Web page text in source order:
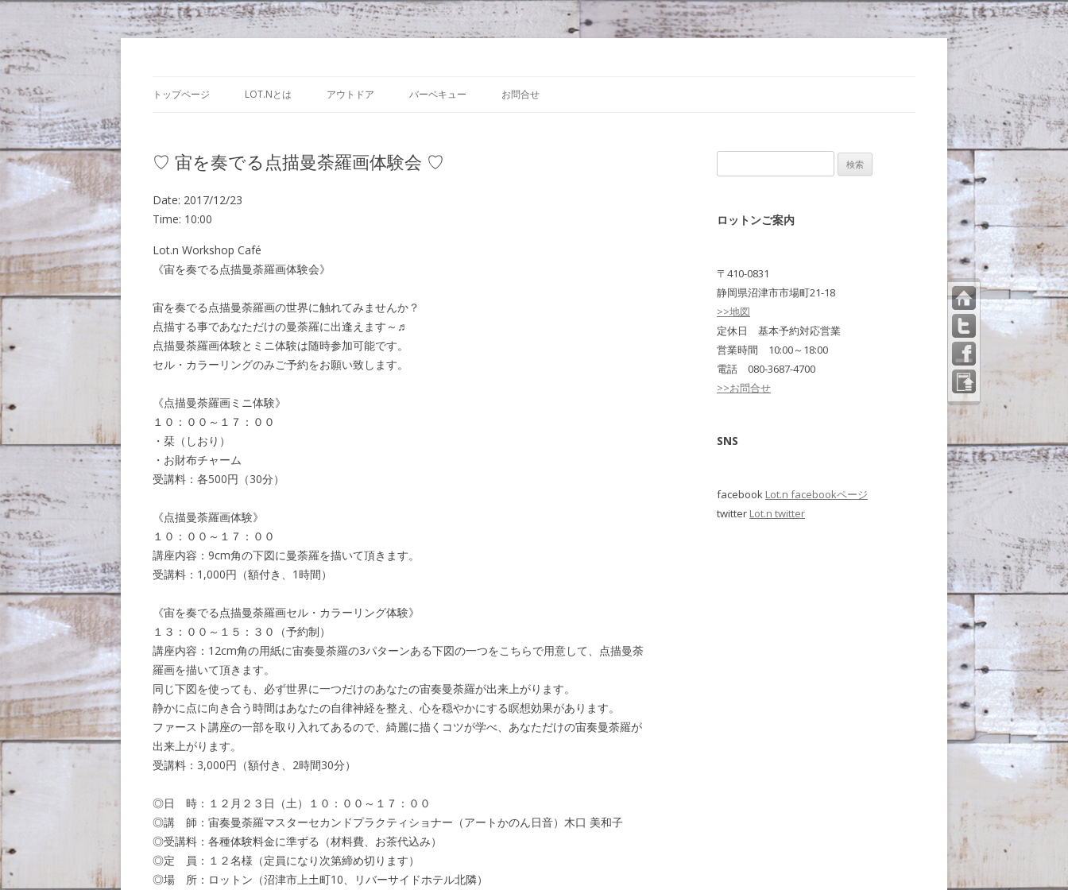
トップページ LOT.Nとは アウトドア バーベキュー お問合せ
♡ 宙を奏でる点描曼荼羅画体験会 ♡
Date: 2017/12/23
Time: 10:00
Lot.n Workshop Café
《宙を奏でる点描曼荼羅画体験会》
宙を奏でる点描曼荼羅画の世界に触れてみませんか？
点描する事であなただけの曼荼羅に出逢えます～♬
点描曼荼羅画体験とミニ体験は随時参加可能です。
セル・カラーリングのみご予約をお願い致します。
《点描曼荼羅画ミニ体験》
１０：００～１７：００
・栞（しおり）
・お財布チャーム
受講料：各500円（30分）
《点描曼荼羅画体験》
１０：００～１７：００
講座内容：9cm角の下図に曼荼羅を描いて頂きます。
受講料：1,000円（額付き、1時間）
《宙を奏でる点描曼荼羅画セル・カラーリング体験》
１３：００～１５：３０（予約制）
講座内容：12cm角の用紙に宙奏曼荼羅の3パターンある下図の一つをこちらで用意して、点描曼荼
羅画を描いて頂きます。
同じ下図を使っても、必ず世界に一つだけのあなたの宙奏曼荼羅が出来上がります。
静かに点に向き合う時間はあなたの自律神経を整え、心を穏やかにする瞑想効果があります。
ファースト講座の一部を取り入れてあるので、綺麗に描くコツが学べ、あなただけの宙奏曼荼羅が
出来上がります。
受講料：3,000円（額付き、2時間30分）
◎日 時：１２月２３日（土）１０：００～１７：００
◎講 師：宙奏曼荼羅マスターセカンドプラクティショナー（アートかのん日音）木口 美和子
◎受講料：各種体験料金に準ずる（材料費、お茶代込み）
◎定 員：１２名様（定員になり次第締め切ります）
◎場 所：ロットン（沼津市上土町10、リバーサイドホテル北隣）
索:
ロットンご案内
〒410-0831
静岡県沼津市市場町21-18
>>地図
定休日 基本予約対応営業
営業時間 10:00～18:00
電話 080-3687-4700
>>お問合せ
SNS
facebook Lot.n facebookページ
twitter Lot.n twitter
トッ
プペ
ージ
ペー
ジの
先頭
へ